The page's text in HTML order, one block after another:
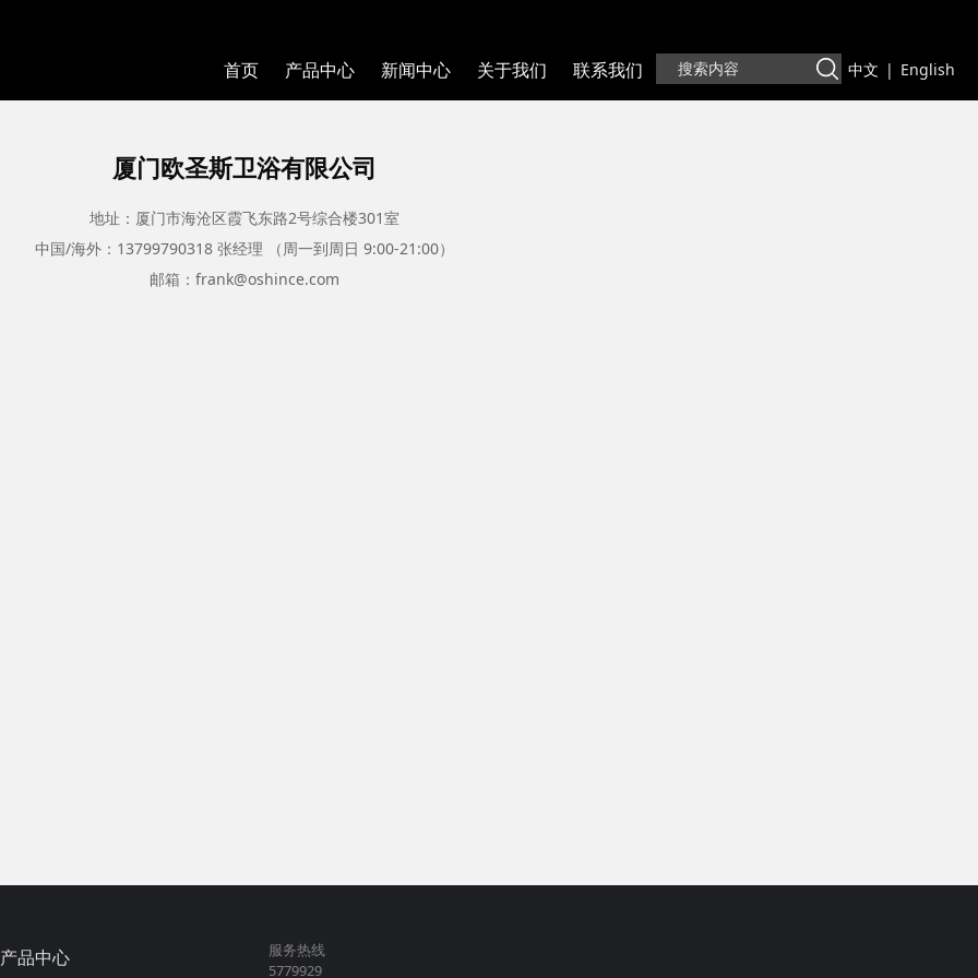
中文 | English
首页 产品中心 新闻中心 关于我们 联系我们
厦门欧圣斯卫浴有限公司
地址：厦门市海沧区霞飞东路2号综合楼301室
中国/海外：13799790318 张经理 （周一到周日 9:00-21:00）
邮箱：frank@oshince.com
产品中心
服务热线
5779929